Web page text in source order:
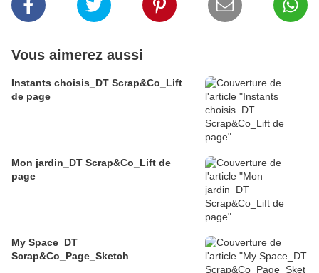
Vous aimerez aussi
Instants choisis_DT Scrap&Co_Lift
de page
Mon jardin_DT Scrap&Co_Lift de
page
My Space_DT
Scrap&Co_Page_Sketch